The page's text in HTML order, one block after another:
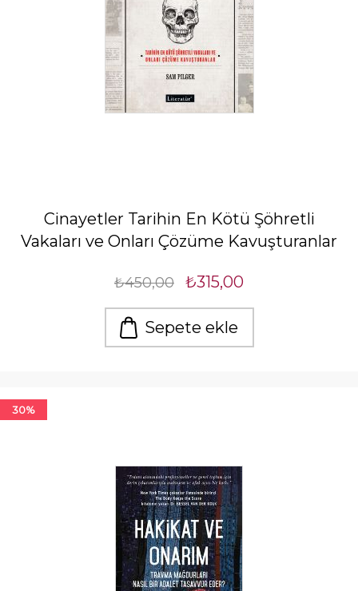
Cinayetler Tarihin En Kötü Şöhretli
Vakaları ve Onları Çözüme Kavuşturanlar
₺450,00 ₺315,00
Sepete ekle
30%